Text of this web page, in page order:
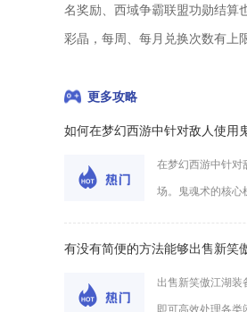
名奖励、西域争霸联盟功勋结算
彩晶，每周、每月兑换次数有上
更多攻略
如何在梦幻西游中针对敌人使用
在梦幻西游中针对
场。鬼魂术的核心
有没有简便的方法能够出售新笑
出售新笑傲江湖装
即可高效处理各类